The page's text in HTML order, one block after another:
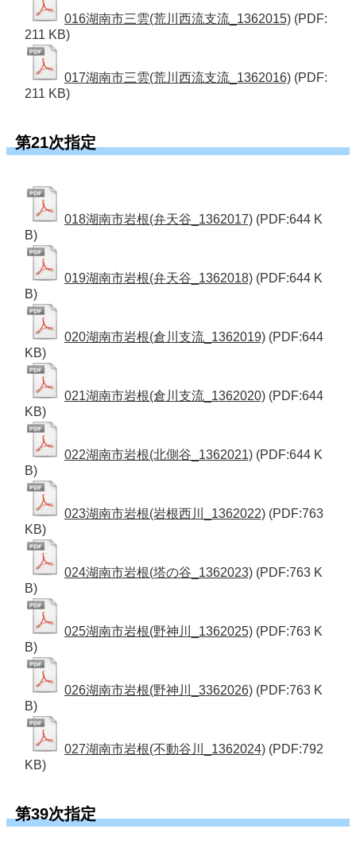
016湖南市三雲(荒川西流支流_1362015) (PDF:
211 KB)
017湖南市三雲(荒川西流支流_1362016) (PDF:
211 KB)
第21次指定
018湖南市岩根(弁天谷_1362017) (PDF:644 K
B)
019湖南市岩根(弁天谷_1362018) (PDF:644 K
B)
020湖南市岩根(倉川支流_1362019) (PDF:644
KB)
021湖南市岩根(倉川支流_1362020) (PDF:644
KB)
022湖南市岩根(北側谷_1362021) (PDF:644 K
B)
023湖南市岩根(岩根西川_1362022) (PDF:763
KB)
024湖南市岩根(塔の谷_1362023) (PDF:763 K
B)
025湖南市岩根(野神川_1362025) (PDF:763 K
B)
026湖南市岩根(野神川_3362026) (PDF:763 K
B)
027湖南市岩根(不動谷川_1362024) (PDF:792
KB)
第39次指定